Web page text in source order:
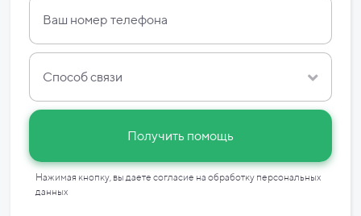
Способ связи
Получить помощь
Нажимая кнопку, вы даете согласие на обработку персональных
данных